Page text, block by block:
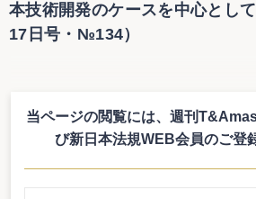
本技術開発のケースを中心とし
17日号・№134）
弁護士 間瀬まゆ子
１.はじめに
当ページの閲覧には、週刊
び新日本法規WEB会員のご登